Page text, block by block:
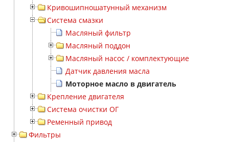
Кривошипношатунный механизм
Система смазки
Масляный фильтр
Масляный поддон
Масляный насос / комплектующие
Датчик давления масла
Моторное масло в двигатель
Крепление двигателя
Система очистки ОГ
Ременный привод
Фильтры